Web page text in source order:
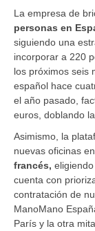
La empresa de
personas en
siguiendo una
incorporar a 220
los próximos seis
español hace
el año pasado,
euros, doblando
Asimismo, la
nuevas oficinas
francés,
cuenta con
contratación de
ManoMano
París y la otra